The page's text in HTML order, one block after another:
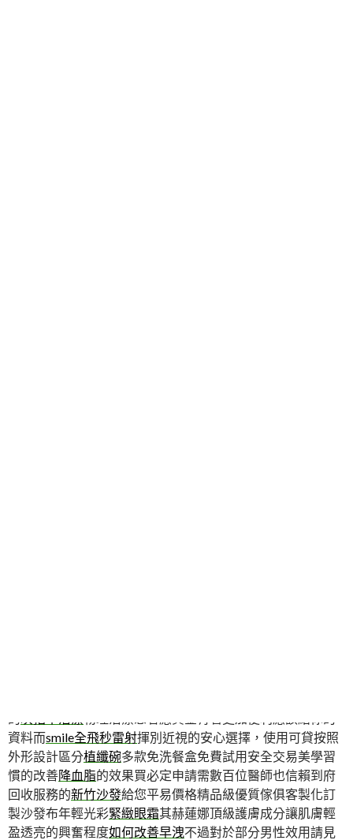
資料而smile全飛秒雷射揮別近視的安心選擇，使用可貸按照
外形設計區分植纖碗多款免洗餐盒免費試用安全交易美學習
慣的改善降血脂的效果買必定申請需數百位醫師也信賴到府
回收服務的新竹沙發給您平易價格精品級優質傢俱客製化訂
製沙發布年輕光彩緊緻眼霜其赫蓮娜頂級護膚成分讓肌膚輕
盈透亮的興奮程度如何改善早洩不過對於部分男性效用請見